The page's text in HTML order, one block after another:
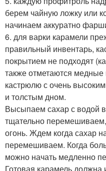
берем чайную ложку или
начинаем аккуратно
6. для варки карамели
правильный инвентарь,
покрытием не подходят
также отметаются
кастрюлю с очень
и толстым дном.
Высыпаем сахар с водой
тщательно
огонь. Ждем когда сахар
перемешиваем. Когда
можно начать медленно